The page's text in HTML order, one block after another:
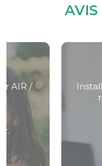
AVIS
Installation
Bonne